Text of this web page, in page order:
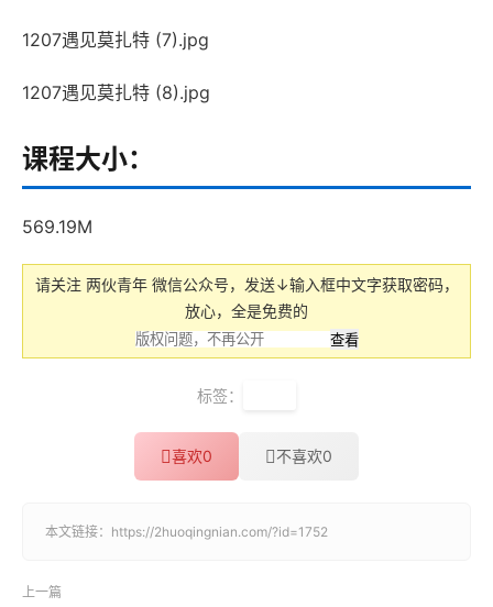
1207遇见莫扎特 (7).jpg
1207遇见莫扎特 (8).jpg
课程大小：
569.19M
请关注 两伙青年 微信公众号，发送↓输入框中文字获取密码，
放心，全是免费的
标签：
喜欢0 不喜欢0
本文链接： https://2huoqingnian.com/?id=1752
上一篇